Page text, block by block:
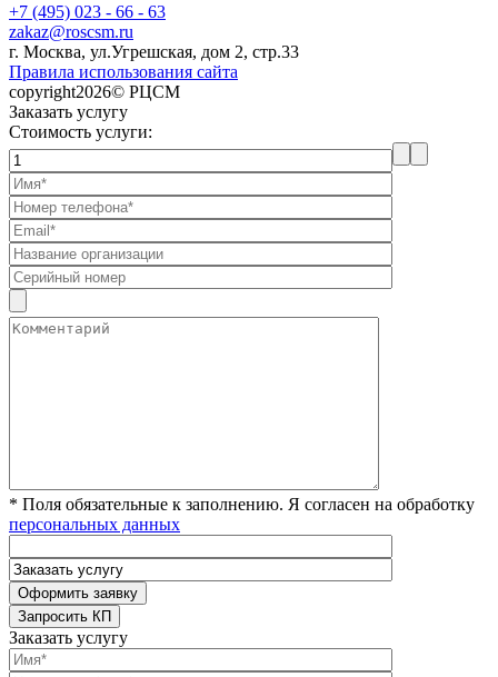
+7 (495) 023 - 66 - 63
zakaz@roscsm.ru
г. Москва, ул.Угрешская, дом 2, стр.33
Правила использования сайта
copyright2026© РЦСМ
Заказать услугу
Стоимость услуги:
* Поля обязательные к заполнению. Я согласен на обработку
персональных данных
Заказать услугу